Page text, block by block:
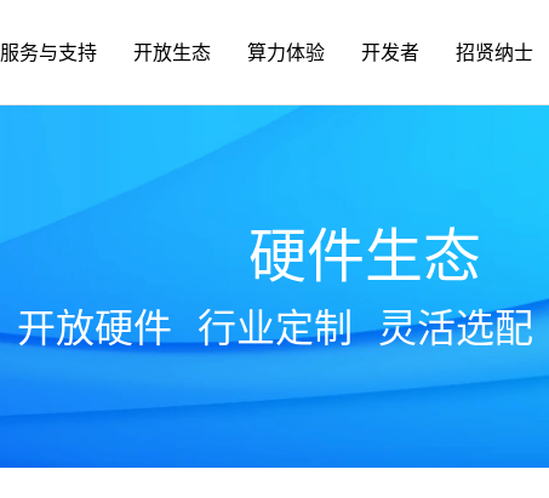
服务与支持 开放生态 算力体验 开发者 招贤纳士
硬件生态
开放硬件 行业定制 灵活选配